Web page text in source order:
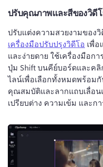
ปรับคุณภาพและสีของวิดี
ปรับแต่งความสวยงามของ
เครื่องมือปรับปรุงวิดีโอ เพื่อ
และง่ายดาย ใช้เครื่องมือก
ปุ่ม Shift บนคีย์บอร์ดและค
ไลน์เพื่อเลือกทั้งหมดพร้อม
คุณสมบัติและลากแถบเลื่อน
เปรียบต่าง ความเข้ม และ